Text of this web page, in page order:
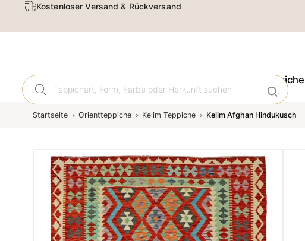
Kostenloser Versand & Rückversand
Orientteppiche
Startseite Orientteppiche Kelim Teppiche Kelim Afghan Hindukusch